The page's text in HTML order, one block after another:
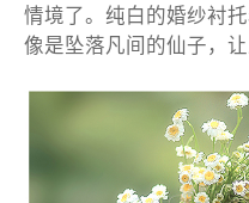
情境了。纯白的婚纱衬
像是坠落凡间的仙子，